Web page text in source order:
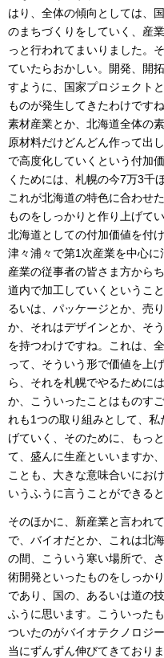
はり、全体の傾向としては、
のまちづくりをしていく、産
っと行われてまいりました。
ていたらおかしい。開発、開
すように、国家プロジェクト
ものが発生してきたわけです
素材産業とか、北海道全体の
原材料だけどんどん作って出
で高度化していくという付加
くためには、札幌の今7万3千
これが北海道の特色に合わせ
ものをしっかりと作り上げて
北海道としての付加価値を付
津々浦々で第1次産業を中心
産業の従事者の皆さま方から
道内で加工していくというこ
るいは、パッケージとか、売
か、それはデザインとか、そ
を持つわけですね。これは、
って、そういう形で価値を上
ら、それを札幌でやるために
か、こういったことはものす
れも1つの取り組みとして、
げていく、そのために、もっ
て、盛んに生産といいますか
ことも、大きな意味合いにお
いうふうに言うことができると
そのほかに、新産業と言われ
で、バイオだとか、これは北
の間、こういう寒い場所で、
術開発といったものをしっか
であり、国の、あるいは道の
ふうに思います。こういった
ついたのがバイオテクノロジ
当にずんずん伸びてきており